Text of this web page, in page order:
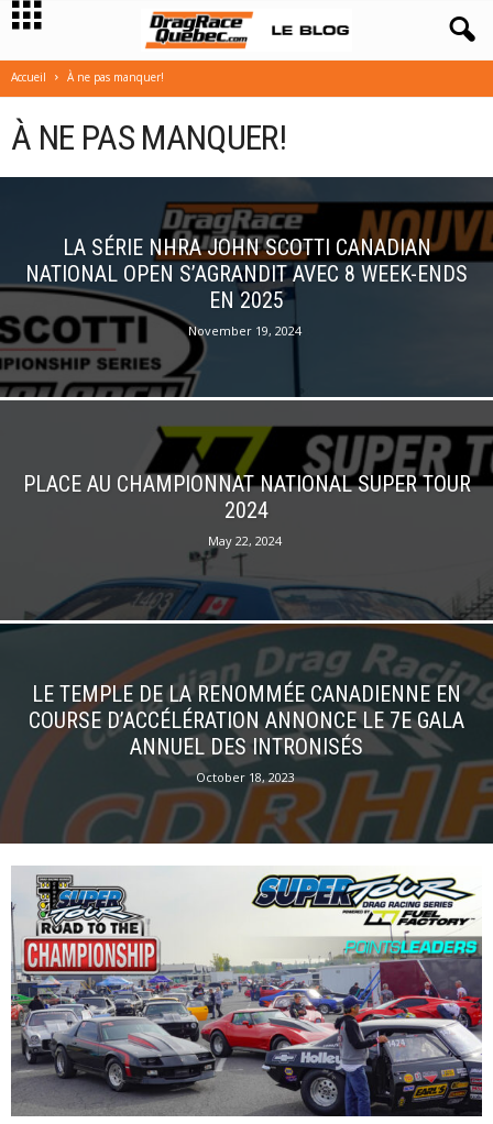
Accueil À ne pas manquer!
À NE PAS MANQUER!
LA SÉRIE NHRA JOHN SCOTTI CANADIAN
NATIONAL OPEN S’AGRANDIT AVEC 8 WEEK-ENDS
EN 2025
November 19, 2024
PLACE AU CHAMPIONNAT NATIONAL SUPER TOUR
2024
May 22, 2024
LE TEMPLE DE LA RENOMMÉE CANADIENNE EN
COURSE D’ACCÉLÉRATION ANNONCE LE 7E GALA
ANNUEL DES INTRONISÉS
October 18, 2023